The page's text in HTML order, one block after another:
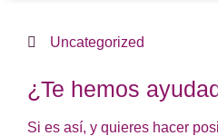
Uncategorized
¿Te hemos
Si es así, y quieres hacer